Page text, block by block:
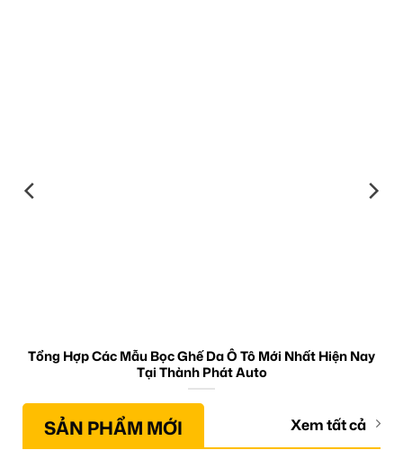
Tổng Hợp Các Mẫu Bọc Ghế Da Ô Tô Mới Nhất Hiện Nay
Tại Thành Phát Auto
SẢN PHẨM MỚI Xem tất cả